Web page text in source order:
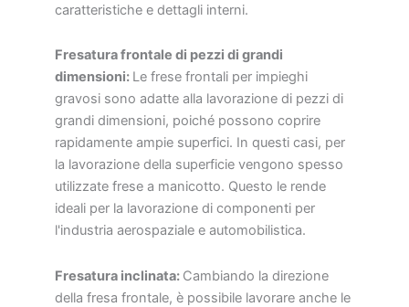
caratteristiche e dettagli interni.
Fresatura frontale di pezzi di grandi
dimensioni: Le frese frontali per impieghi
gravosi sono adatte alla lavorazione di pezzi di
grandi dimensioni, poiché possono coprire
rapidamente ampie superfici. In questi casi, per
la lavorazione della superficie vengono spesso
utilizzate frese a manicotto. Questo le rende
ideali per la lavorazione di componenti per
l'industria aerospaziale e automobilistica.
Fresatura inclinata: Cambiando la direzione
della fresa frontale, è possibile lavorare anche le